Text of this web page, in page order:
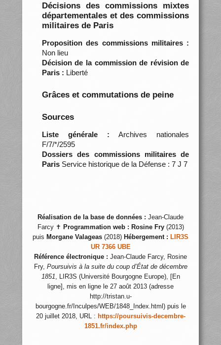
Décisions des commissions mixtes
départementales et des commissions
militaires de Paris
Proposition des commissions militaires :
Non lieu
Décision de la commission de révision de
Paris : Liberté
Grâces et commutations de peine
Sources
Liste générale : Archives nationales
F/7/*/2595
Dossiers des commissions militaires de
ParisService historique de la Défense : 7 J 7
Réalisation de la base de données : Jean-Claude
Farcy ✝ Programmation web : Rosine Fry(2013)
puis Morgane Valageas (2018) Hébergement : LIR3S
UR 7366 UBE
Référence électronique : Jean-Claude Farcy, Rosine
Fry, Poursuivis à la suite du coup d’État de décembre
1851, LIR3S (Université Bourgogne Europe), [En
ligne], mis en ligne le 27 août 2013 (adresse
http://tristan.u-
bourgogne.fr/Inculpes/WEB/1848_Index.html) puis le
20 juillet 2018, URL : https://poursuivis-decembre-
1851.fr/index.php